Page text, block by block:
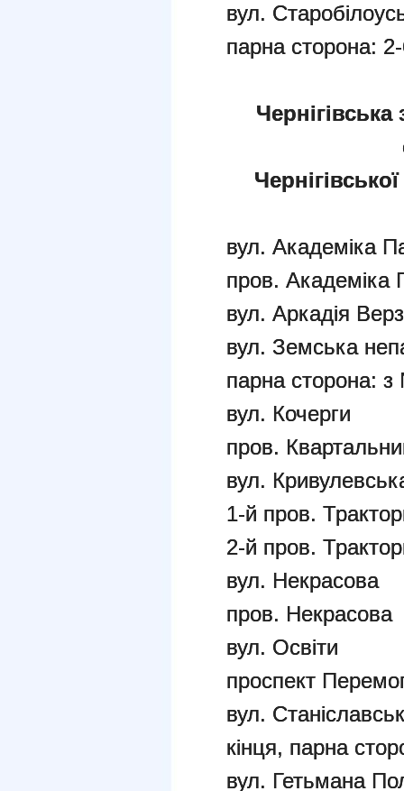
вул.
парна сторона:
Чернігівська
вул. Академіка
пров. Академіка
вул. Аркадія
вул. Земська
парна сторона:
вул. Кочерги
пров.
вул.
1-й пров.
2-й пров.
вул. Некрасова
пров. Некрасова
вул. Освіти
проспект
вул.
кінця, парна
вул. Гетьмана